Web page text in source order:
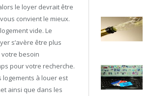
le loyer devrait être
convient le mieux.
vide. Le
s’avère être plus
votre besoin
pour votre recherche.
logements à louer est
ainsi que dans les